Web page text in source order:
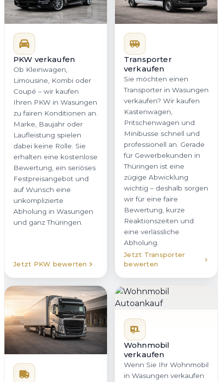
PKW verkaufen
Ob Kleinwagen,
Limousine, Kombi oder
Coupé – wir kaufen
Ihren PKW in Wasungen
zu fairen Konditionen an.
Marke, Baujahr oder
Laufleistung spielen
dabei keine Rolle. Sie
erhalten eine kostenlose
Bewertung, ein seriöses
Festpreisangebot und
auf Wunsch eine
unkomplizierte
Abholung in Wasungen
und ganz Thüringen.
Jetzt PKW bewerten
Transporter
verkaufen
Sie möchten einen
Transporter in Wasungen
verkaufen? Wir kaufen
Kastenwagen,
Pritschenwagen und
Minibusse schnell und
professionell an. Gerade
für Gewerbekunden in
Thüringen ist eine
zügige Abwicklung
wichtig – deshalb sorgen
wir für eine faire
Bewertung, kurze
Reaktionszeiten und
eine verlässliche
Abholung.
Jetzt Transporter
bewerten
Wohnmobil
verkaufen
Wenn Sie Ihr Wohnmobil
in Wasungen verkaufen